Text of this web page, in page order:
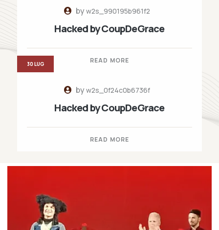
byw2s_990195b961f2
Hacked by CoupDeGrace
READ MORE
byw2s_0f24c0b6736f
Hacked by CoupDeGrace
READ MORE
30 LUG